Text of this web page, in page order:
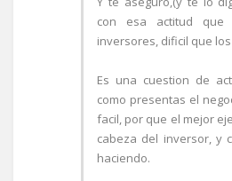
con esa actitud
inversores, dificil que
Es una cuestion de
como presentas el
facil, por que el mejor
cabeza del inversor, y
haciendo.